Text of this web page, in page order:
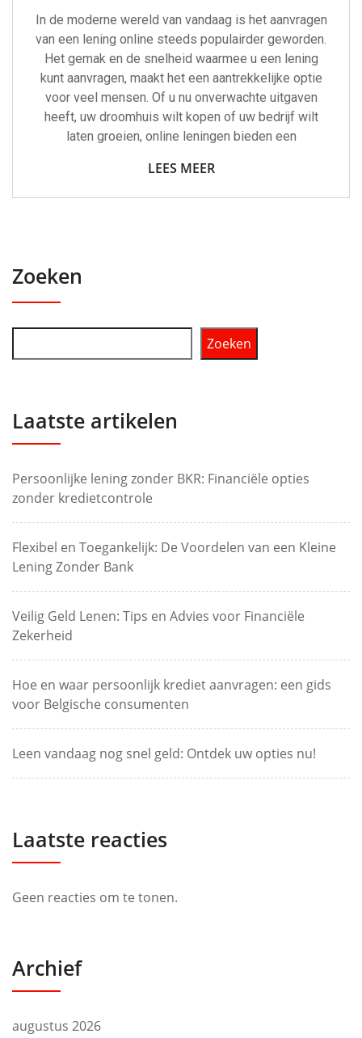
In de moderne wereld van vandaag is het aanvragen
van een lening online steeds populairder geworden.
Het gemak en de snelheid waarmee u een lening
kunt aanvragen, maakt het een aantrekkelijke optie
voor veel mensen. Of u nu onverwachte uitgaven
heeft, uw droomhuis wilt kopen of uw bedrijf wilt
laten groeien, online leningen bieden een
LEES MEER
Zoeken
Zoeken
Laatste artikelen
Persoonlijke lening zonder BKR: Financiële opties
zonder kredietcontrole
Flexibel en Toegankelijk: De Voordelen van een Kleine
Lening Zonder Bank
Veilig Geld Lenen: Tips en Advies voor Financiële
Zekerheid
Hoe en waar persoonlijk krediet aanvragen: een gids
voor Belgische consumenten
Leen vandaag nog snel geld: Ontdek uw opties nu!
Laatste reacties
Geen reacties om te tonen.
Archief
augustus 2026